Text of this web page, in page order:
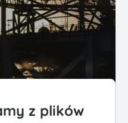
z plików